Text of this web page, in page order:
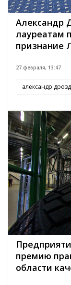
Александр
лауреатам
признание
27 февраля, 13:47
александр
премию
области